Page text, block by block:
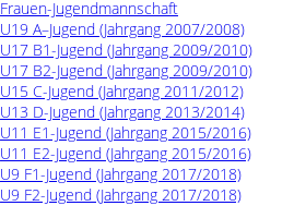
Frauen-Jugendmannschaft
U19 A–Jugend (Jahrgang 2007/2008)
U17 B1-Jugend (Jahrgang 2009/2010)
U17 B2-Jugend (Jahrgang 2009/2010)
U15 C-Jugend (Jahrgang 2011/2012)
U13 D-Jugend (Jahrgang 2013/2014)
U11 E1-Jugend (Jahrgang 2015/2016)
U11 E2-Jugend (Jahrgang 2015/2016)
U9 F1-Jugend (Jahrgang 2017/2018)
U9 F2-Jugend (Jahrgang 2017/2018)